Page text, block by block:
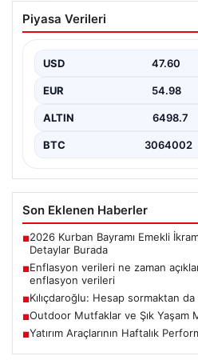
Enflasyon verileri ne
açıklanacak? 2026
Piyasa Verileri
USD 47.60
EUR 54.98
ALTIN 6498.7
BTC 3064002
Son Eklenen Haberler
■2026 Kurban Bayramı Emekli
Detaylar Burada
■Enflasyon verileri ne zaman
enflasyon verileri
■Kılıçdaroğlu: Hesap sormaktan
■Outdoor Mutfaklar ve Şık Yaşam
■Yatırım Araçlarının Haftalık